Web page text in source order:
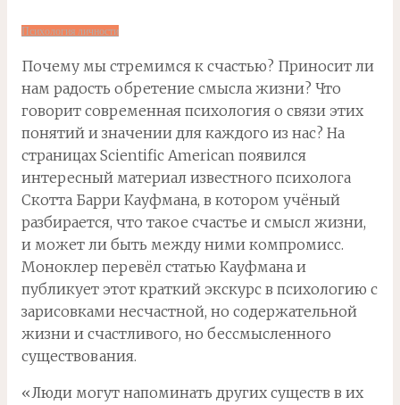
Психология личности
Почему мы стремимся к счастью? Приносит ли
нам радость обретение смысла жизни? Что
говорит современная психология о связи этих
понятий и значении для каждого из нас? На
страницах Scientific American появился
интересный материал известного психолога
Скотта Барри Кауфмана, в котором учёный
разбирается, что такое счастье и смысл жизни,
и может ли быть между ними компромисс.
Моноклер перевёл статью Кауфмана и
публикует этот краткий экскурс в психологию с
зарисовками несчастной, но содержательной
жизни и счастливого, но бессмысленного
существования.
«Люди могут напоминать других существ в их